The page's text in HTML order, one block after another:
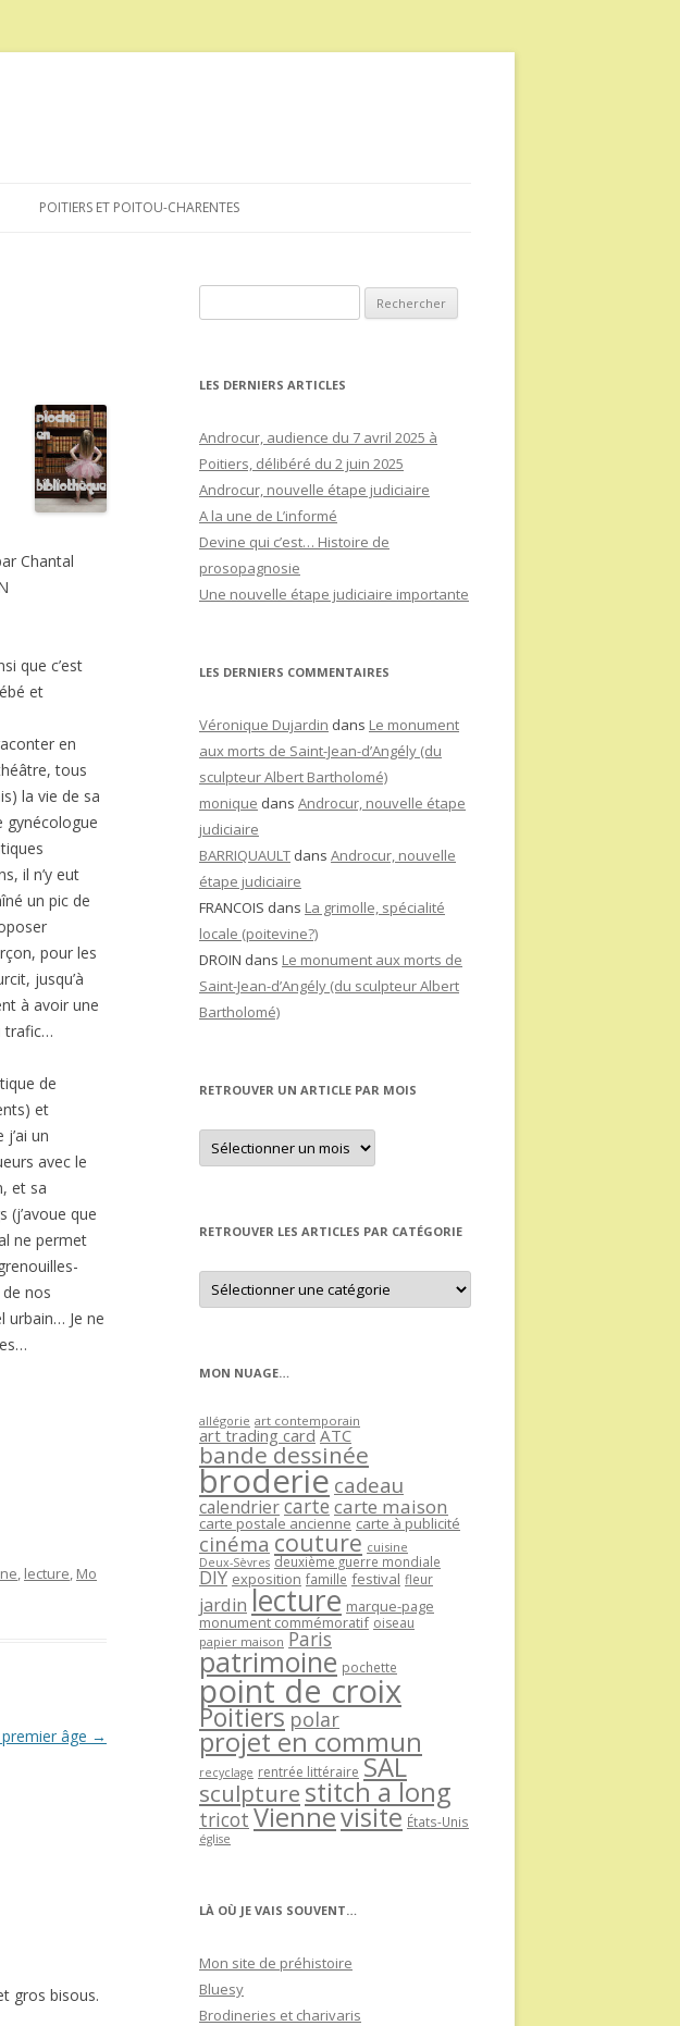
POITIERS ET POITOU-CHARENTES
Chantal
que c’est
et
en
tous
la vie de sa
gynécologue
il n’y eut
un pic de
pour les
jusqu’à
à avoir une
trafic…
de
et
un
avec le
et sa
(j’avoue que
ne permet
nos
urbain… Je ne
, lecture, Mo
âge →
gros bisous.
LES DERNIERS ARTICLES
Androcur, audience du 7 avril 2025 à
Poitiers, délibéré du 2 juin 2025
Androcur, nouvelle étape judiciaire
A la une de L’informé
Devine qui c’est… Histoire de
prosopagnosie
Une nouvelle étape judiciaire importante
LES DERNIERS COMMENTAIRES
Véronique Dujardin dans Le monument
aux morts de Saint-Jean-d’Angély (du
sculpteur Albert Bartholomé)
monique dans Androcur, nouvelle étape
judiciaire
BARRIQUAULT dans Androcur, nouvelle
étape judiciaire
FRANCOIS dans La grimolle, spécialité
locale (poitevine?)
DROIN dans Le monument aux morts de
Saint-Jean-d’Angély (du sculpteur Albert
Bartholomé)
RETROUVER UN ARTICLE PAR MOIS
Retrouver
un
article
RETROUVER LES ARTICLES PAR CATÉGORIE
Retrouver
les
articles
MON NUAGE…
allégorie art contemporain
art trading card ATC
bande dessinée
broderie cadeau
calendriercartecarte maison
carte postale ancienne carte à publicité
cinéma couture cuisine
Deux-Sèvres deuxième guerre mondiale
DIY exposition famille festival fleur
jardin lecture marque-page
monument commémoratif oiseau
papier maison Paris
patrimoine pochette
point de croix
Poitiers polar
projet en commun
recyclage rentrée littéraire SAL
sculpture stitch a long
tricot Viennevisite États-Unis
église
LÀ OÙ JE VAIS SOUVENT…
Mon site de préhistoire
Bluesy
Brodineries et charivaris